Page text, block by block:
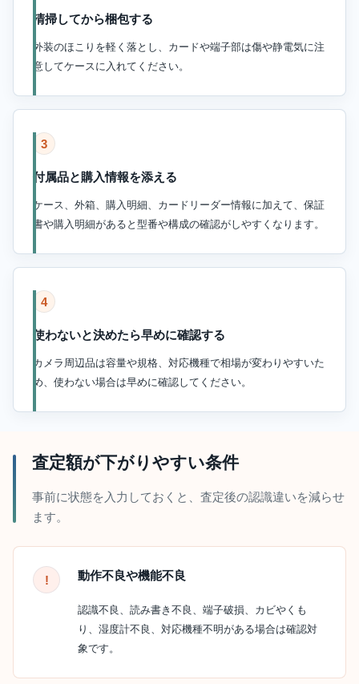
清掃してから梱包する
外装のほこりを軽く落とし、カードや端子部は傷や静電気に注
意してケースに入れてください。
3
付属品と購入情報を添える
ケース、外箱、購入明細、カードリーダー情報に加えて、保証
書や購入明細があると型番や構成の確認がしやすくなります。
4
使わないと決めたら早めに確認する
カメラ周辺品は容量や規格、対応機種で相場が変わりやすいた
め、使わない場合は早めに確認してください。
査定額が下がりやすい条件
事前に状態を入力しておくと、査定後の認識違いを減らせ
ます。
動作不良や機能不良
認識不良、読み書き不良、端子破損、カビやくも
り、湿度計不良、対応機種不明がある場合は確認対
象です。